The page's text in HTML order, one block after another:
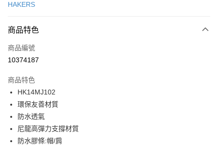
Apple Pay
街口支付
ATM付款
運送方式
一般全家取貨
每筆NT$100
HAKERS
商品特色
商品編號
10374187
商品特色
HK14MJ102
環保友善材質
防水透氣
尼龍高彈力支撐材質
防水膠條:帽/肩